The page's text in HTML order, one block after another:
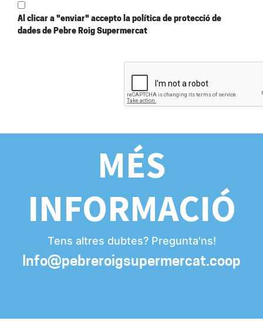
Al clicar a "enviar" accepto la política de protecció de
dades de Pebre Roig Supermercat
MÉS
INFORMACIÓ
Tens altres dubtes? Pregunta'ns!
Info@pebreroigsupermercat.coop